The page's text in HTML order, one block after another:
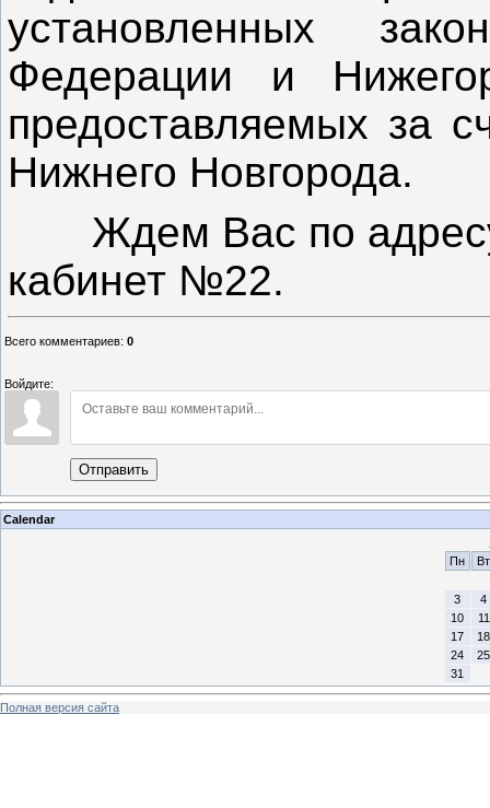
установленных
Федерации и
предоставляемых за
Нижнего Новгорода.
Ждем Вас по
кабинет №22.
Всего комментариев: 0
Войдите:
Отправить
Calendar
Пн
Вт
3
4
10
11
17
18
24
25
31
Полная версия сайта